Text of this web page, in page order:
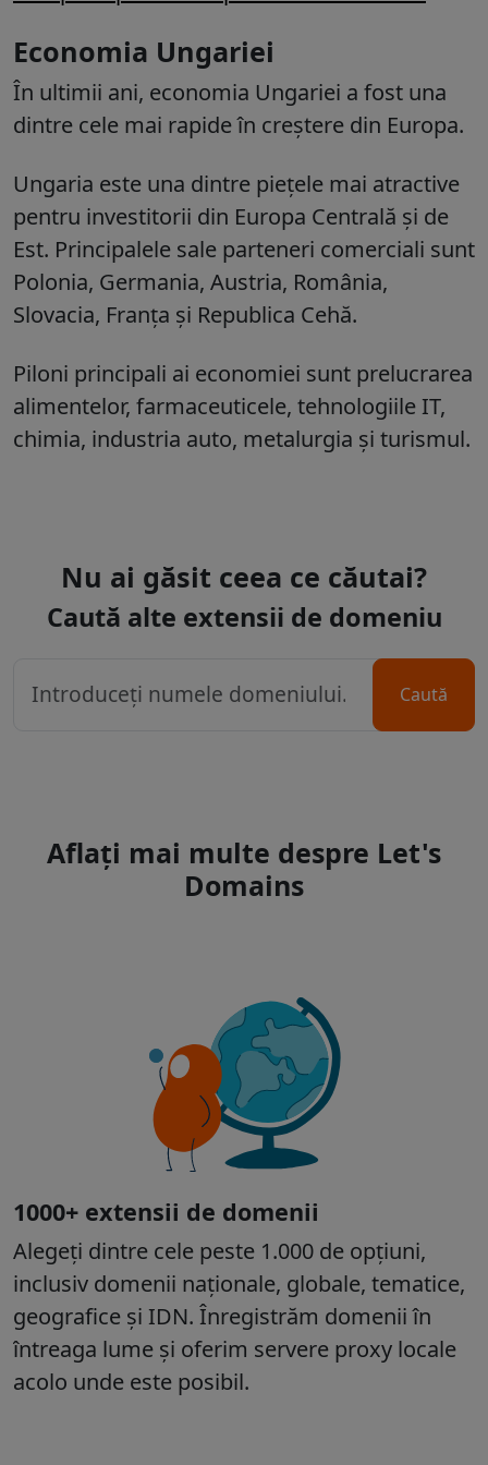
Economia Ungariei
În ultimii ani, economia Ungariei a fost una
dintre cele mai rapide în creștere din Europa.
Ungaria este una dintre piețele mai atractive
pentru investitorii din Europa Centrală și de
Est. Principalele sale parteneri comerciali sunt
Polonia, Germania, Austria, România,
Slovacia, Franța și Republica Cehă.
Piloni principali ai economiei sunt prelucrarea
alimentelor, farmaceuticele, tehnologiile IT,
chimia, industria auto, metalurgia și turismul.
Nu ai găsit ceea ce căutai?
Caută alte extensii de domeniu
Caută